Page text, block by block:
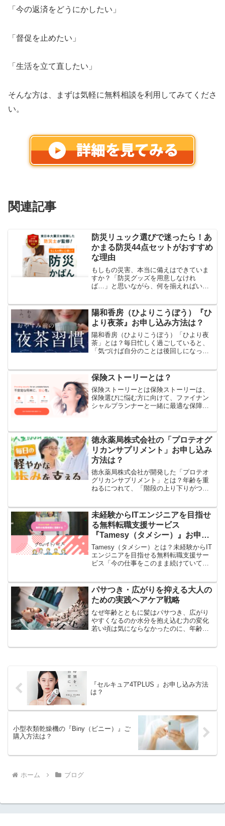
「今の返済をどうにかしたい」
「督促を止めたい」
「生活を立て直したい」
そんな方は、まずは気軽に無料相談を利用してみてくださ
い。
関連記事
防災リュック選びで迷ったら！あ
かまる防災44点セットがおすすめ
な理由
もしもの災害、本当に備えはできていま
すか？「防災グッズを用意しなけれ
ば…」と思いながら、何を揃えればいい
界でも自然災害が非常に多い国です。突
然の災害はいつ起きてもおかし...
陽和香房（ひよりこうぼう）『ひ
より夜茶』お申し込み方法は？
陽和香房（ひよりこうぼう）「ひより夜
茶」とは？毎日忙しく過ごしていると、
「気づけば自分のことは後回しになって
代後半〜50代の女性にとって、“自分をい
たわる時間”はとて...
保険ストーリーとは？
保険ストーリーとは保険ストーリーは、
保険選びに悩む方に向けて、ファイナン
シャルプランナーと一緒に最適な保障を
判断だけで最適な選択をするのは難しい
分野です。保険ストーリー...
徳永薬局株式会社の「プロテオグ
リカンサプリメント」お申し込み
方法は？
徳永薬局株式会社が開発した「プロテオ
グリカンサプリメント」とは？年齢を重
ねるにつれて、「階段の上り下りがつら
なくありません。そんな毎日の悩みに寄
り添うために開発されたのが...
未経験からITエンジニアを目指せ
る無料転職支援サービス
『Tamesy（タメシー）』お申し
込み方法は？
Tamesy（タメシー）とは？未経験からIT
エンジニアを目指せる無料転職支援サー
ビス「今の仕事をこのまま続けていて大
てみたい」そんな悩みを抱えている方に
注目されている...
パサつき・広がりを抑える大人の
ための実践ヘアケア戦略
なぜ年齢とともに髪はパサつき、広がり
やすくなるのか水分を抱え込む力の変化
若い頃は気にならなかったのに、年齢を
『セルキュア4TPLUS 』お申し込み方法
は？
小型衣類乾燥機の『Biny（ビニー）』ご
購入方法は？
ホーム ブログ